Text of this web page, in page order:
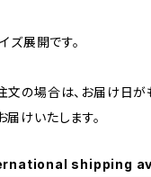
ズ展開です。
の場合は、お届け日が
けいたします。
shipping